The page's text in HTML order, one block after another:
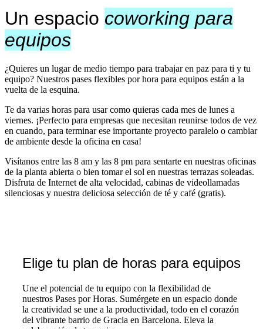
Un espacio coworking para
equipos
¿Quieres un lugar de medio tiempo para trabajar en paz para ti y tu
equipo? Nuestros pases flexibles por hora para equipos están a la
vuelta de la esquina.
Te da varias horas para usar como quieras cada mes de lunes a
viernes. ¡Perfecto para empresas que necesitan reunirse todos de vez
en cuando, para terminar ese importante proyecto paralelo o cambiar
de ambiente desde la oficina en casa!
Visítanos entre las 8 am y las 8 pm para sentarte en nuestras oficinas
de la planta abierta o bien tomar el sol en nuestras terrazas soleadas.
Disfruta de Internet de alta velocidad, cabinas de videollamadas
silenciosas y nuestra deliciosa selección de té y café (gratis).
Elige tu plan de horas para equipos
Une el potencial de tu equipo con la flexibilidad de
nuestros Pases por Horas. Sumérgete en un espacio donde
la creatividad se une a la productividad, todo en el corazón
del vibrante barrio de Gracia en Barcelona. Eleva la